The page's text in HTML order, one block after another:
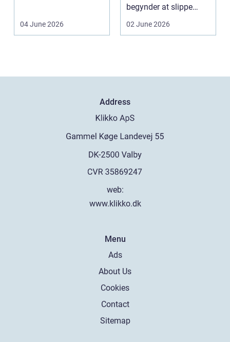
04 June 2026
begynder at slippe
02 June 2026
Address
web:
www.klikko.dk
Menu
Ads
About Us
Cookies
Contact
Sitemap